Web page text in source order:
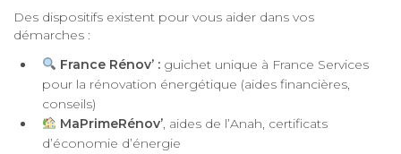
Des dispositifs existent pour vous aider dans vos
démarches :
France Rénov’ :guichet unique à France Services
pour la rénovation énergétique (aides financières,
conseils)
MaPrimeRénov’, aides de l’Anah, certificats
d’économie d’énergie